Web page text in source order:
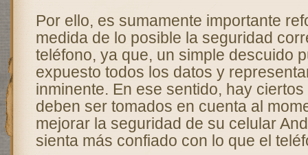
Por ello, es sumamente importante
medida de lo posible la seguridad
teléfono, ya que, un simple descuido
expuesto todos los datos y
inminente. En ese sentido, hay
deben ser tomados en cuenta al
mejorar la seguridad de su celular
sienta más confiado con lo que el